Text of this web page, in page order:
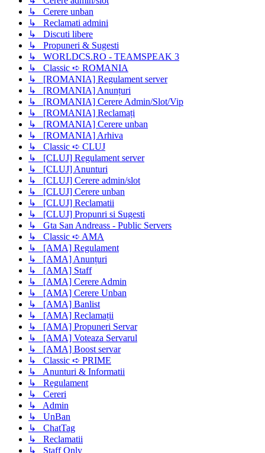
↳ Cerere unban
↳ Reclamati admini
↳ Discuti libere
↳ Propuneri & Sugesti
↳ WORLDCS.RO - TEAMSPEAK 3
↳ Classic ➪ ROMANIA
↳ [ROMANIA] Regulament server
↳ [ROMANIA] Anunțuri
↳ [ROMANIA] Cerere Admin/Slot/Vip
↳ [ROMANIA] Reclamați
↳ [ROMANIA] Cerere unban
↳ [ROMANIA] Arhiva
↳ Classic ➪ CLUJ
↳ [CLUJ] Regulament server
↳ [CLUJ] Anunturi
↳ [CLUJ] Cerere admin/slot
↳ [CLUJ] Cerere unban
↳ [CLUJ] Reclamatii
↳ [CLUJ] Propunri si Sugesti
↳ Gta San Andreass - Public Servers
↳ Classic ➪ AMA
↳ [AMA] Regulament
↳ [AMA] Anunțuri
↳ [AMA] Staff
↳ [AMA] Cerere Admin
↳ [AMA] Cerere Unban
↳ [AMA] Banlist
↳ [AMA] Reclamații
↳ [AMA] Propuneri Servar
↳ [AMA] Voteaza Servarul
↳ [AMA] Boost servar
↳ Classic ➪ PRIME
↳ Anunturi & Informatii
↳ Regulament
↳ Cereri
↳ Admin
↳ UnBan
↳ ChatTag
↳ Reclamatii
↳ Staff Only